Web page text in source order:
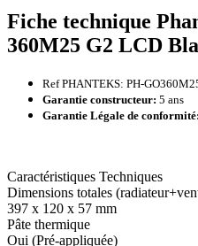
Fiche technique
360M25 G2 LCD
Ref PHANTEKS: PH-
Garantie constructeur: 5 ans
Garantie Légale de conformité:
Caractéristiques Techniques
Dimensions totales
397 x 120 x 57 mm
Pâte thermique
Oui (Pré-appliquée)